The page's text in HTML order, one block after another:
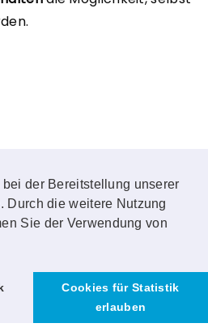
der Bereitstellung unserer
Durch die weitere Nutzung
Sie der Verwendung von
Cookies für Statistik
erlauben